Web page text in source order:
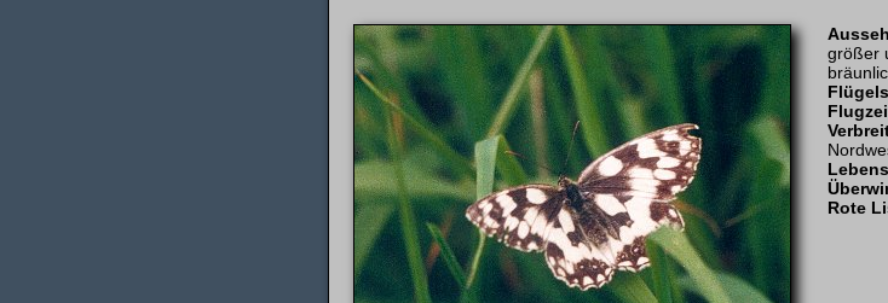
größer
Rote